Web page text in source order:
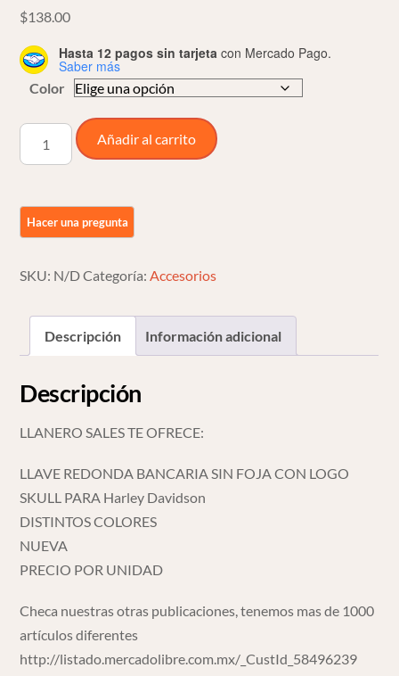
$138.00
Hasta 12 pagos sin tarjeta con Mercado Pago.
Saber más
Color
Llave
Redonda
Sin
Para
Davidson
cantidad
Añadir al carrito
SKU: N/DCategoría:Accesorios
Descripción Información adicional
Descripción
LLANERO SALES TE OFRECE:
LLAVE REDONDA BANCARIA SIN FOJA CON LOGO
SKULL PARA Harley Davidson
DISTINTOS COLORES
NUEVA
PRECIO POR UNIDAD
Checa nuestras otras publicaciones, tenemos mas de 1000
artículos diferentes
http://listado.mercadolibre.com.mx/_CustId_58496239